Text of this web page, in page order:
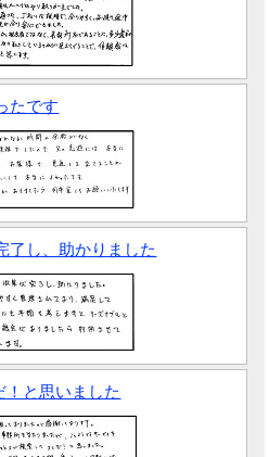
たです
了し、助かりました
！と思いました